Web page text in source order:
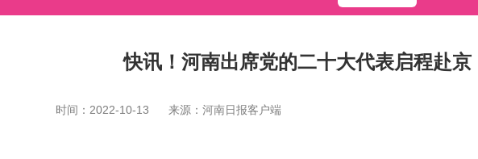
快讯！河南出席党的二十大代表启程赴京
时间：2022-10-13 来源：河南日报客户端